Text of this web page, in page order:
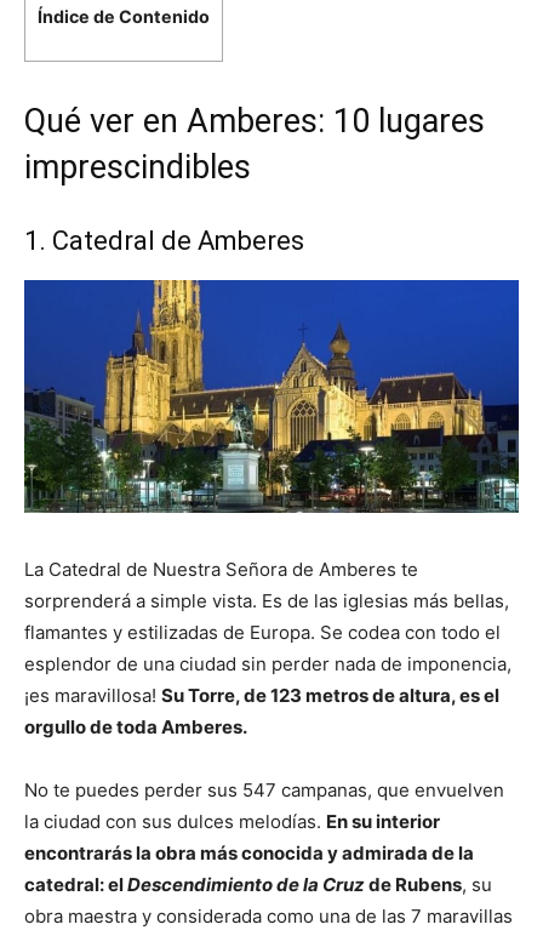
Índice de Contenido
Qué ver en Amberes: 10 lugares
imprescindibles
1. Catedral de Amberes
La Catedral de Nuestra Señora de Amberes te
sorprenderá a simple vista. Es de las iglesias más bellas,
flamantes y estilizadas de Europa. Se codea con todo el
esplendor de una ciudad sin perder nada de imponencia,
¡es maravillosa! Su Torre, de 123 metros de altura, es el
orgullo de toda Amberes.
No te puedes perder sus 547 campanas, que envuelven
la ciudad con sus dulces melodías. En su interior
encontrarás la obra más conocida y admirada de la
catedral: elDescendimiento de la Cruzde Rubens, su
obra maestra y considerada como una de las 7 maravillas